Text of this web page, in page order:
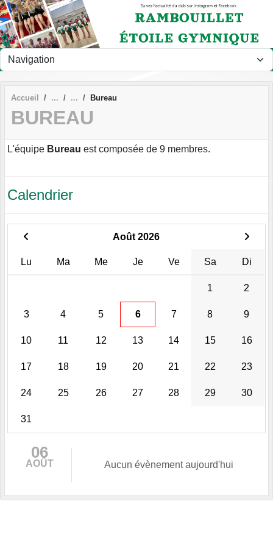
Accueil Bureau
BUREAU
L'équipe Bureau est composée de 9 membres.
Calendrier
Août 2026
Lu Ma Me Je Ve Sa Di
1 2
3 4 5 6 7 8 9
10 11 12 13 14 15 16
17 18 19 20 21 22 23
24 25 26 27 28 29 30
31
06
AOÛT Aucun évènement aujourd'hui
Panneau de gestion des cookies